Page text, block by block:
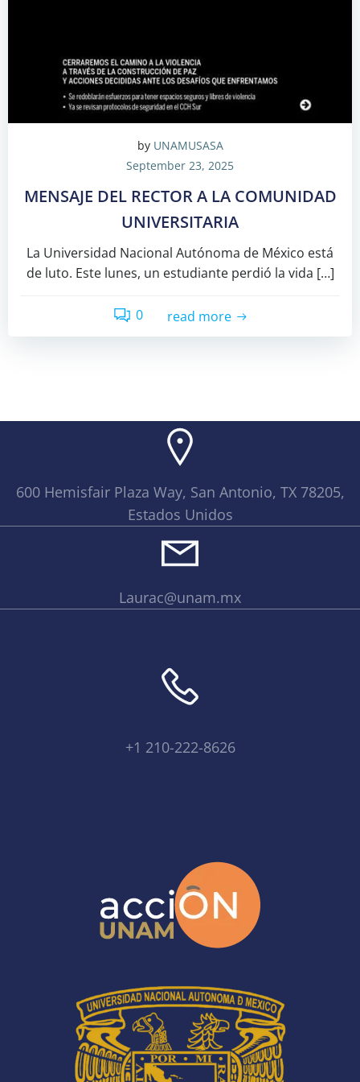
by UNAMUSASA
September 23, 2025
MENSAJE DEL RECTOR A LA COMUNIDAD
UNIVERSITARIA
La Universidad Nacional Autónoma de México está
de luto. Este lunes, un estudiante perdió la vida […]
0 read more
600 Hemisfair Plaza Way, San Antonio, TX 78205,
Estados Unidos
Laurac@unam.mx
+1 210-222-8626